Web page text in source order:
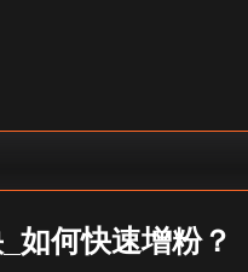
音
什
如何快速增粉？